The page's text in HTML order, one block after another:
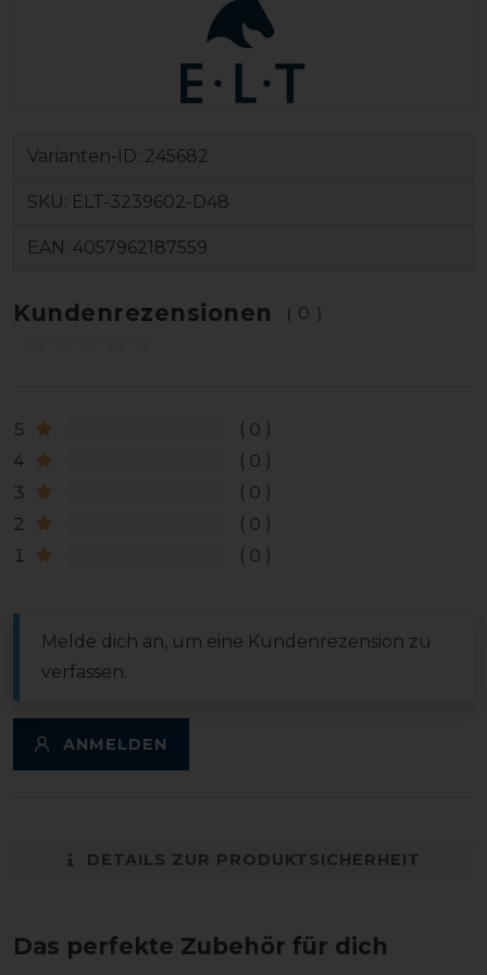
Varianten-ID: 245682
SKU: ELT-3239602-D48
EAN: 4057962187559
Kundenrezensionen (0)
5
0
4
0
3
0
2
0
1
0
Melde dich an, um eine Kundenrezension zu
verfassen.
ANMELDEN
DETAILS ZUR PRODUKTSICHERHEIT
Das perfekte Zubehör für dich